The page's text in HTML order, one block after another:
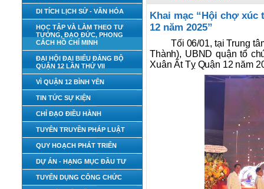
DI TÍCH LỊCH SỬ - VĂN HÓA
HỌC TẬP VÀ LÀM THEO TƯ
TƯỞNG, ĐẠO ĐỨC, PHONG
CÁCH HỒ CHÍ MINH
ĐẠI HỘI ĐẠI BIỂU ĐẢNG BỘ
QUẬN 12 LẦN THỨ VII
VÌ QUẬN 12 BÌNH YÊN
TIN TỨC SỰ KIỆN
CHỈ ĐẠO ĐIỀU HÀNH
TUYÊN TRUYỀN PHÁP LUẬT
QUY HOẠCH PHÁT TRIỂN
DỰ ÁN - HẠNG MỤC ĐẦU TƯ
TUYỂN DỤNG CÔNG CHỨC
Khai mạc “Hội chợ xúc
12 năm 2025”
Tối 06/01, tại Trung
Thành), UBND quận tổ
Xuân Ất Tỵ Quận 12 năm